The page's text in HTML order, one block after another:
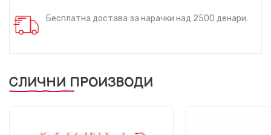
Бесплатна достава за нарачки над 2500 денари.
СЛИЧНИ ПРОИЗВОДИ